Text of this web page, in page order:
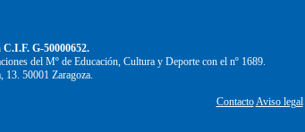
G-50000652.
del Mº de Educación, Cultura y Deporte con el nº 1689.
13. 50001 Zaragoza.
ContactoAviso legal